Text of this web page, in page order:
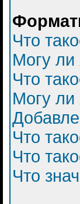
Что
Могу ли
Что
Могу ли
Что
Что
Что